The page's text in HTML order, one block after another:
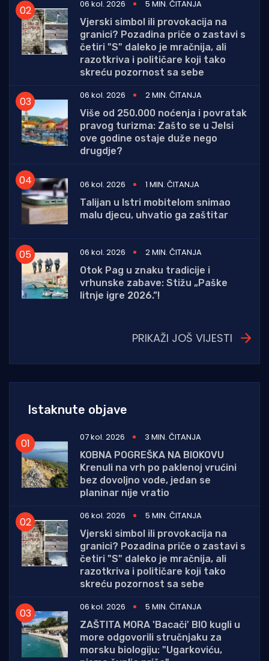
06 kol. 2026
5 MIN. ČITANJA
Vjerski simbol ili provokacija na
granici? Pozadina priče o zastavi s
četiri "S" daleko je mračnija, ali
razotkriva i političare koji tako
skreću pozornost sa sebe
06 kol. 2026
2 MIN. ČITANJA
Više od 250.000 noćenja i povratak
pravog turizma: Zašto se u Jelsi
ove godine ostaje duže nego
drugdje?
06 kol. 2026
1 MIN. ČITANJA
Talijan u Istri mobitelom snimao
malu djecu, uhvatio ga zaštitar
06 kol. 2026
2 MIN. ČITANJA
Otok Pag u znaku tradicije i
vrhunske zabave: Stižu „Paške
litnje igre 2026.”!
PRIKAŽI JOŠ VIJESTI
Istaknute objave
07 kol. 2026
3 MIN. ČITANJA
KOBNA POGREŠKA NA BIOKOVU
Krenuli na vrh po paklenoj vrućini
bez dovoljno vode, jedan se
planinar nije vratio
06 kol. 2026
5 MIN. ČITANJA
Vjerski simbol ili provokacija na
granici? Pozadina priče o zastavi s
četiri "S" daleko je mračnija, ali
razotkriva i političare koji tako
skreću pozornost sa sebe
06 kol. 2026
5 MIN. ČITANJA
ZAŠTITA MORA 'Bacači' BIO kugli u
more odgovorili stručnjaku za
morsku biologiju: "Ugarkoviću,